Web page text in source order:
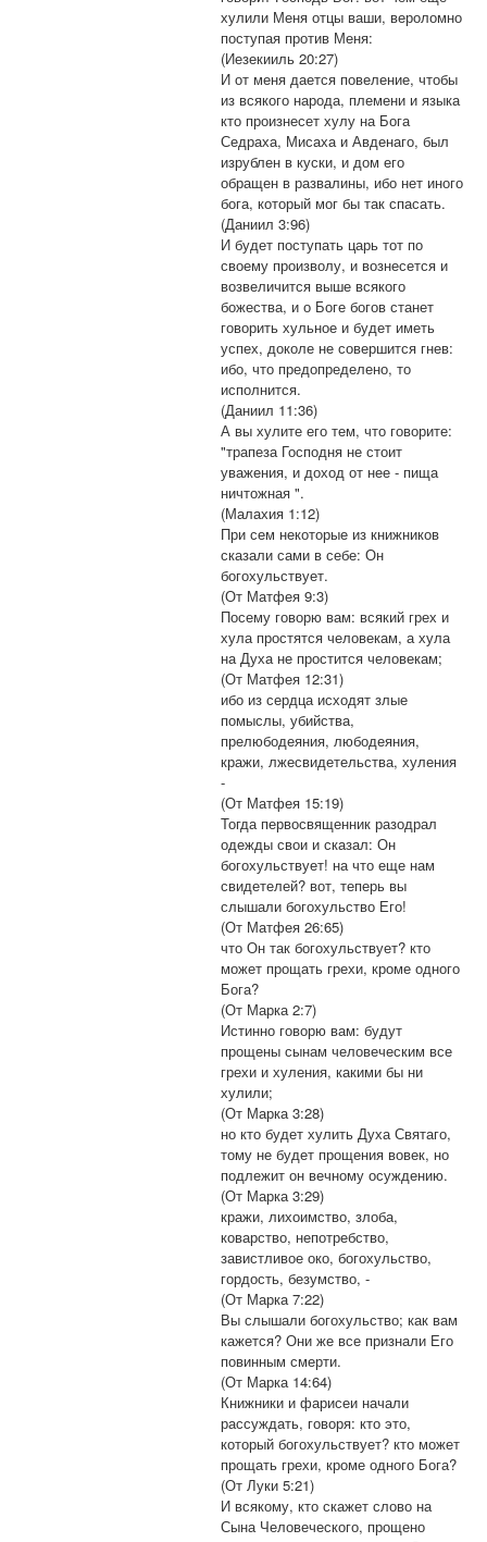
хулили Меня отцы ваши, вероломно
поступая против Меня:
(Иезекииль 20:27)
И от меня дается повеление, чтобы
из всякого народа, племени и языка
кто произнесет хулу на Бога
Седраха, Мисаха и Авденаго, был
изрублен в куски, и дом его
обращен в развалины, ибо нет иного
бога, который мог бы так спасать.
(Даниил 3:96)
И будет поступать царь тот по
своему произволу, и вознесется и
возвеличится выше всякого
божества, и о Боге богов станет
говорить хульное и будет иметь
успех, доколе не совершится гнев:
ибо, что предопределено, то
исполнится.
(Даниил 11:36)
А вы хулите его тем, что говорите:
"трапеза Господня не стоит
уважения, и доход от нее - пища
ничтожная ".
(Малахия 1:12)
При сем некоторые из книжников
сказали сами в себе: Он
богохульствует.
(От Матфея 9:3)
Посему говорю вам: всякий грех и
хула простятся человекам, а хула
на Духа не простится человекам;
(От Матфея 12:31)
ибо из сердца исходят злые
помыслы, убийства,
прелюбодеяния, любодеяния,
кражи, лжесвидетельства, хуления
-
(От Матфея 15:19)
Тогда первосвященник разодрал
одежды свои и сказал: Он
богохульствует! на что еще нам
свидетелей? вот, теперь вы
слышали богохульство Его!
(От Матфея 26:65)
что Он так богохульствует? кто
может прощать грехи, кроме одного
Бога?
(От Марка 2:7)
Истинно говорю вам: будут
прощены сынам человеческим все
грехи и хуления, какими бы ни
хулили;
(От Марка 3:28)
но кто будет хулить Духа Святаго,
тому не будет прощения вовек, но
подлежит он вечному осуждению.
(От Марка 3:29)
кражи, лихоимство, злоба,
коварство, непотребство,
завистливое око, богохульство,
гордость, безумство, -
(От Марка 7:22)
Вы слышали богохульство; как вам
кажется? Они же все признали Его
повинным смерти.
(От Марка 14:64)
Книжники и фарисеи начали
рассуждать, говоря: кто это,
который богохульствует? кто может
прощать грехи, кроме одного Бога?
(От Луки 5:21)
И всякому, кто скажет слово на
Сына Человеческого, прощено